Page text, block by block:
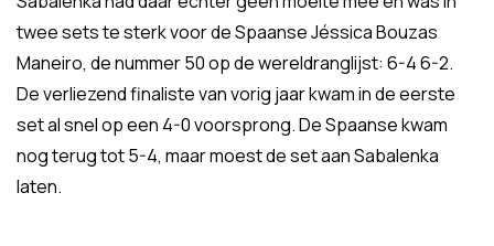
twee sets te sterk voor de Spaanse Jéssica Bouzas
Maneiro, de nummer 50 op de wereldranglijst: 6-4 6-2.
De verliezend finaliste van vorig jaar kwam in de eerste
set al snel op een 4-0 voorsprong. De Spaanse kwam
nog terug tot 5-4, maar moest de set aan Sabalenka
laten.